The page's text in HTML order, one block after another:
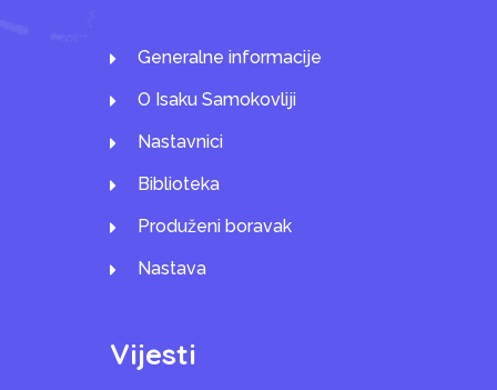
Generalne informacije
O Isaku Samokovliji
Nastavnici
Biblioteka
Produženi boravak
Nastava
Vijesti